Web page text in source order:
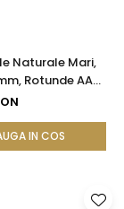
Naturale Mari,
Rotunde AAA,
585) |
IN COS